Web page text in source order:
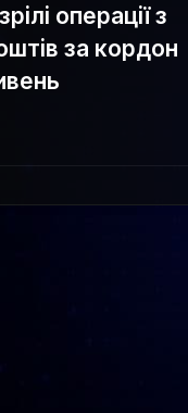
операції з
за кордон